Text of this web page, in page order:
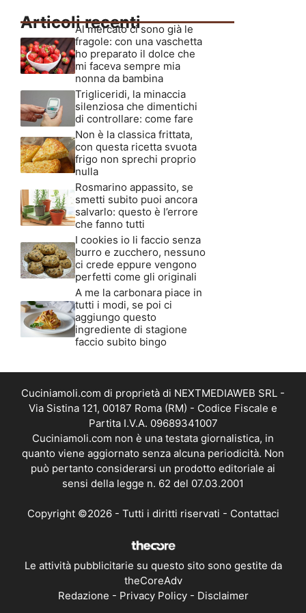
Articoli recenti
Al mercato ci sono già le
fragole: con una vaschetta
ho preparato il dolce che
mi faceva sempre mia
nonna da bambina
Trigliceridi, la minaccia
silenziosa che dimentichi
di controllare: come fare
Non è la classica frittata,
con questa ricetta svuota
frigo non sprechi proprio
nulla
Rosmarino appassito, se
smetti subito puoi ancora
salvarlo: questo è l’errore
che fanno tutti
I cookies io li faccio senza
burro e zucchero, nessuno
ci crede eppure vengono
perfetti come gli originali
A me la carbonara piace in
tutti i modi, se poi ci
aggiungo questo
ingrediente di stagione
faccio subito bingo
Cuciniamoli.com di proprietà di NEXTMEDIAWEB SRL -
Via Sistina 121, 00187 Roma (RM) - Codice Fiscale e
Partita I.V.A. 09689341007
Cuciniamoli.com non è una testata giornalistica, in
quanto viene aggiornato senza alcuna periodicità. Non
può pertanto considerarsi un prodotto editoriale ai
sensi della legge n. 62 del 07.03.2001
Copyright ©2026 - Tutti i diritti riservati - Contattaci
Le attività pubblicitarie su questo sito sono gestite da
theCoreAdv
Redazione - Privacy Policy- Disclaimer